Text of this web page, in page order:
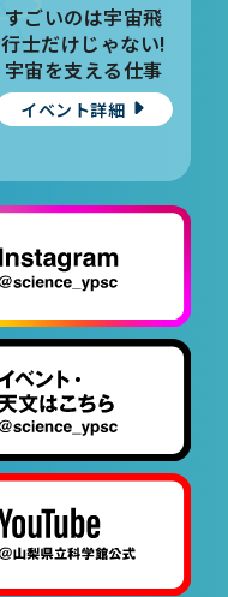
すごいのは宇宙飛
行士だけじゃない!
宇宙を支える仕事
イベント詳細